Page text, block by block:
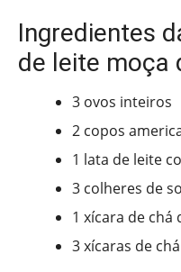
Ingredientes
de leite moça
3 ovos inteiros
2 copos
1 lata de leite
3 colheres de
1 xícara de chá
3 xícaras de